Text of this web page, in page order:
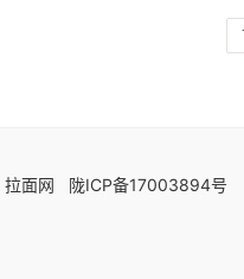
拉面网 陇ICP备17003894号